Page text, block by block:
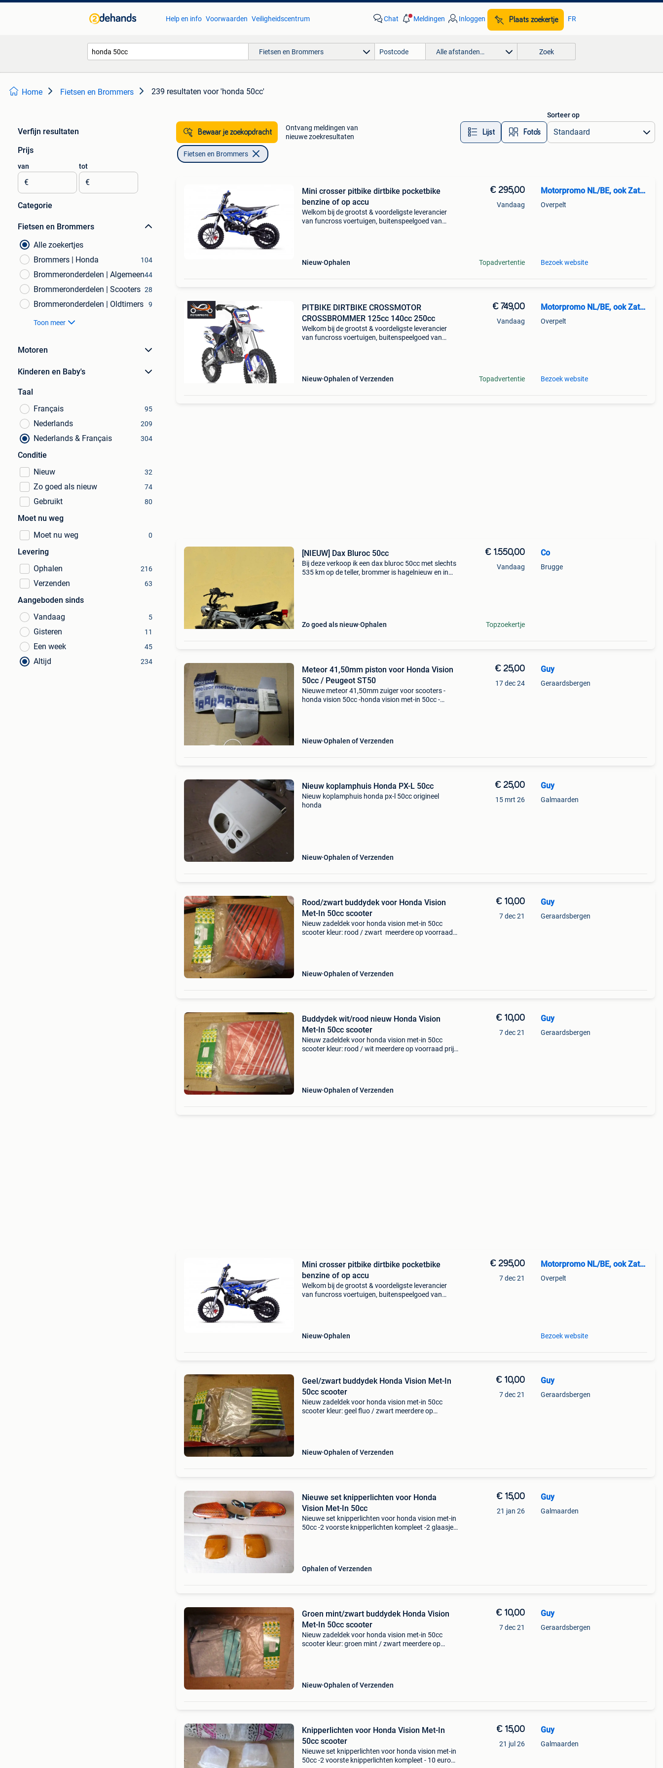
Help en info Voorwaarden Veiligheidscentrum Chat Meldingen Inloggen Plaats zoekertje FR
Fietsen en Brommers Alle afstanden… Zoek
Home Fietsen en Brommers 239 resultaten voor 'honda 50cc'
Verfijn resultaten
Prijs
van
€
tot
€
Categorie
Fietsen en Brommers
Alle zoekertjes
Brommers | Honda
104
Brommeronderdelen | Algemeen44
Brommeronderdelen | Scooters 28
Brommeronderdelen | Oldtimers 9
Toon meer
Motoren
Kinderen en Baby's
Taal
Français
95
Nederlands 209
Nederlands & Français 304
Conditie
Nieuw
32
Zo goed als nieuw 74
Gebruikt 80
Moet nu weg
Moet nu weg
0
Levering
Ophalen
216
Verzenden 63
Aangeboden sinds
Vandaag
5
Gisteren 11
Een week 45
Altijd 234
Bewaar je zoekopdracht
Ontvang meldingen van
nieuwe zoekresultaten
Lijst Foto’s
Sorteer op
Fietsen en Brommers
Mini crosser pitbike dirtbike pocketbike
benzine of op accu
Welkom bij de grootst & voordeligste leverancier
van funcross voertuigen, buitenspeelgoed van
Nieuw Ophalen
€ 295,00
Vandaag
Topadvertentie
Motorpromo NL/BE, ook Zaterdag
Overpelt
Bezoek website
PITBIKE DIRTBIKE CROSSMOTOR
CROSSBROMMER 125cc 140cc 250cc
Welkom bij de grootst & voordeligste leverancier
van funcross voertuigen, buitenspeelgoed van
Nieuw Ophalen of Verzenden
€ 749,00
Vandaag
Topadvertentie
Motorpromo NL/BE, ook Zaterdag
Overpelt
Bezoek website
[NIEUW] Dax Bluroc 50cc
Bij deze verkoop ik een dax bluroc 50cc met slechts
535 km op de teller, brommer is hagelnieuw en in
Zo goed als nieuw Ophalen
€ 1.550,00
Vandaag
Topzoekertje
Co
Brugge
Meteor 41,50mm piston voor Honda Vision
50cc / Peugeot ST50
Nieuwe meteor 41,50mm zuiger voor scooters -
honda vision 50cc -honda vision met-in 50cc -
Nieuw Ophalen of Verzenden
€ 25,00
17 dec 24
Guy
Geraardsbergen
Nieuw koplamphuis Honda PX-L 50cc
Nieuw koplamphuis honda px-l 50cc origineel
honda
Nieuw Ophalen of Verzenden
€ 25,00
15 mrt 26
Guy
Galmaarden
Rood/zwart buddydek voor Honda Vision
Met-In 50cc scooter
Nieuw zadeldek voor honda vision met-in 50cc
scooter kleur: rood / zwart meerdere op voorraad
Nieuw Ophalen of Verzenden
€ 10,00
7 dec 21
Guy
Geraardsbergen
Buddydek wit/rood nieuw Honda Vision
Met-In 50cc scooter
Nieuw zadeldek voor honda vision met-in 50cc
scooter kleur: rood / wit meerdere op voorraad prijs
Nieuw Ophalen of Verzenden
€ 10,00
7 dec 21
Guy
Geraardsbergen
Mini crosser pitbike dirtbike pocketbike
benzine of op accu
Welkom bij de grootst & voordeligste leverancier
van funcross voertuigen, buitenspeelgoed van
Nieuw Ophalen
€ 295,00
7 dec 21
Motorpromo NL/BE, ook Zaterdag
Overpelt
Bezoek website
Geel/zwart buddydek Honda Vision Met-In
50cc scooter
Nieuw zadeldek voor honda vision met-in 50cc
scooter kleur: geel fluo / zwart meerdere op
Nieuw Ophalen of Verzenden
€ 10,00
7 dec 21
Guy
Geraardsbergen
Nieuwe set knipperlichten voor Honda
Vision Met-In 50cc
Nieuwe set knipperlichten voor honda vision met-in
50cc -2 voorste knipperlichten kompleet -2 glaasjes
Ophalen of Verzenden
€ 15,00
21 jan 26
Guy
Galmaarden
Groen mint/zwart buddydek Honda Vision
Met-In 50cc scooter
Nieuw zadeldek voor honda vision met-in 50cc
scooter kleur: groen mint / zwart meerdere op
Nieuw Ophalen of Verzenden
€ 10,00
7 dec 21
Guy
Geraardsbergen
Knipperlichten voor Honda Vision Met-In
50cc scooter
Nieuwe set knipperlichten voor honda vision met-in
50cc -2 voorste knipperlichten kompleet - 10 euro
€ 15,00
21 jul 26
Guy
Galmaarden